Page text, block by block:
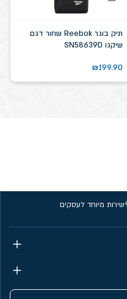
תיק בוגר Reebok שחור דגם
שיקגו SN58639D
₪199.90
שירות מיוחד לעסקים